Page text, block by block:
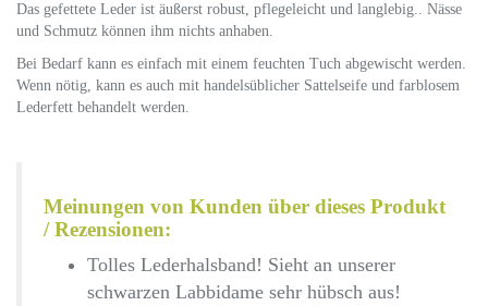
Das gefettete Leder ist äußerst robust, pflegeleicht und langlebig.. Nässe
und Schmutz können ihm nichts anhaben.
Bei Bedarf kann es einfach mit einem feuchten Tuch abgewischt werden.
Wenn nötig, kann es auch mit handelsüblicher Sattelseife und farblosem
Lederfett behandelt werden.
Meinungen von Kunden über dieses Produkt
/ Rezensionen:
Tolles Lederhalsband! Sieht an unserer
schwarzen Labbidame sehr hübsch aus!